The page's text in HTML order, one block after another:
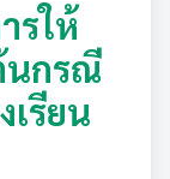
รให้
นกรณี
เรียน